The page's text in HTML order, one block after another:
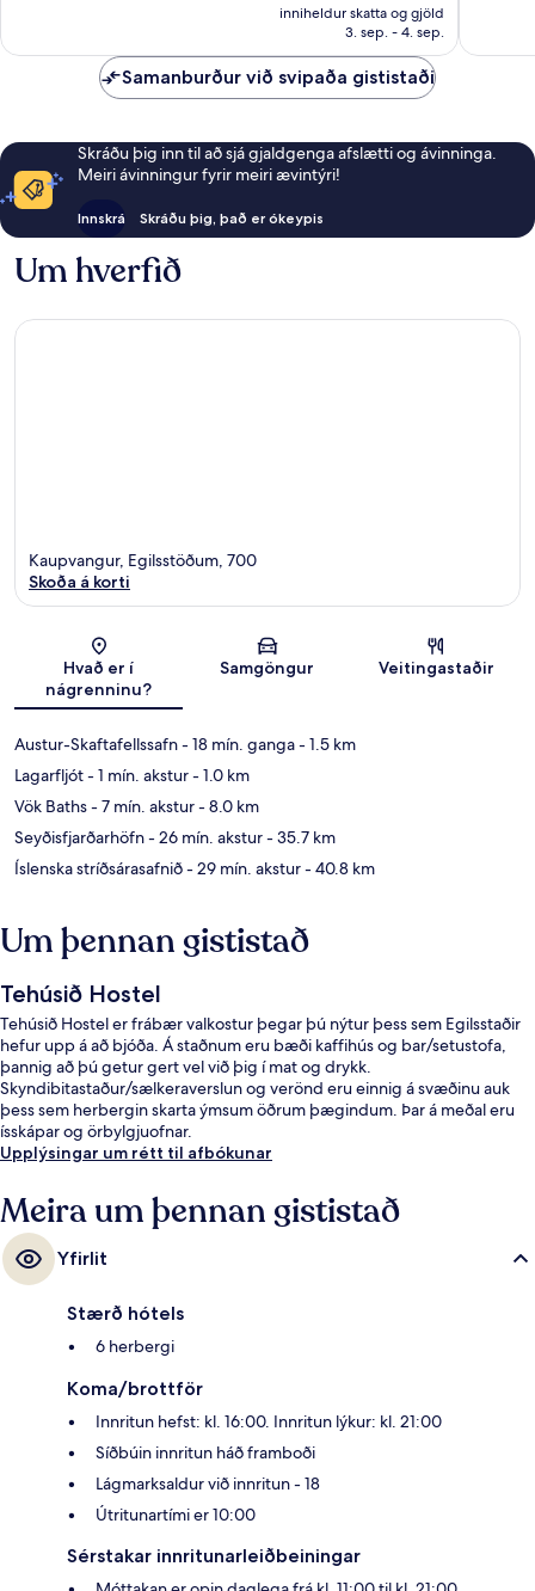
er
21.245 kr.
inniheldur skatta og gjöld
3. sep. - 4. sep.
Samanburður við svipaða gististaði
Skráðu þig inn til að sjá gjaldgenga afslætti og ávinninga.
Meiri ávinningur fyrir meiri ævintýri!
Innskrá Skráðu þig, það er ókeypis
Um hverfið
Kort
Kaupvangur, Egilsstöðum, 700
Skoða á korti
Hvað er í
nágrenninu?
Samgöngur Veitingastaðir
Austur-Skaftafellssafn- 18 mín. ganga- 1.5 km
Lagarfljót- 1 mín. akstur- 1.0 km
Vök Baths- 7 mín. akstur- 8.0 km
Seyðisfjarðarhöfn- 26 mín. akstur- 35.7 km
Íslenska stríðsárasafnið- 29 mín. akstur- 40.8 km
Um þennan gististað
Tehúsið Hostel
Tehúsið Hostel er frábær valkostur þegar þú nýtur þess sem Egilsstaðir
hefur upp á að bjóða. Á staðnum eru bæði kaffihús og bar/setustofa,
þannig að þú getur gert vel við þig í mat og drykk.
Skyndibitastaður/sælkeraverslun og verönd eru einnig á svæðinu auk
þess sem herbergin skarta ýmsum öðrum þægindum. Þar á meðal eru
ísskápar og örbylgjuofnar.
Upplýsingar um rétt til afbókunar
Meira um þennan gististað
Yfirlit
Stærð hótels
6 herbergi
Koma/brottför
Innritun hefst: kl. 16:00. Innritun lýkur: kl. 21:00
Síðbúin innritun háð framboði
Lágmarksaldur við innritun - 18
Útritunartími er 10:00
Sérstakar innritunarleiðbeiningar